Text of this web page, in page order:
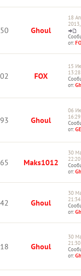
Ghoul
18
от:
FOX
15
13:28
от:
Ghoul
06
16:29
от:
Maks1012
30
22:20
от:
Ghoul
30
21:34
от:
Ghoul
30
21:30
от: